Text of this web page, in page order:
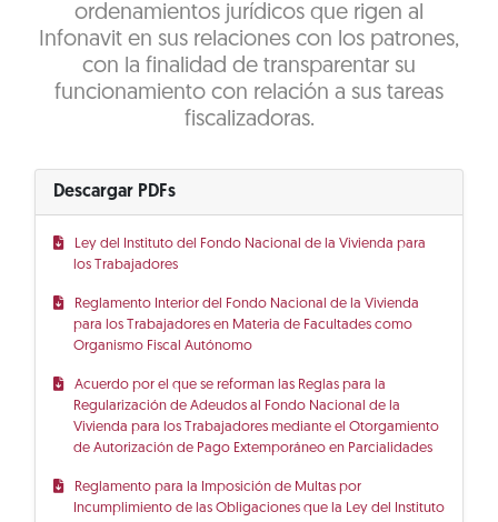
ordenamientos jurídicos que rigen al
Infonavit en sus relaciones con los patrones,
con la finalidad de transparentar su
funcionamiento con relación a sus tareas
fiscalizadoras.
Descargar PDFs
Ley del Instituto del Fondo Nacional de la Vivienda para
los Trabajadores
Reglamento Interior del Fondo Nacional de la Vivienda
para los Trabajadores en Materia de Facultades como
Organismo Fiscal Autónomo
Acuerdo por el que se reforman las Reglas para la
Regularización de Adeudos al Fondo Nacional de la
Vivienda para los Trabajadores mediante el Otorgamiento
de Autorización de Pago Extemporáneo en Parcialidades
Reglamento para la Imposición de Multas por
Incumplimiento de las Obligaciones que la Ley del Instituto